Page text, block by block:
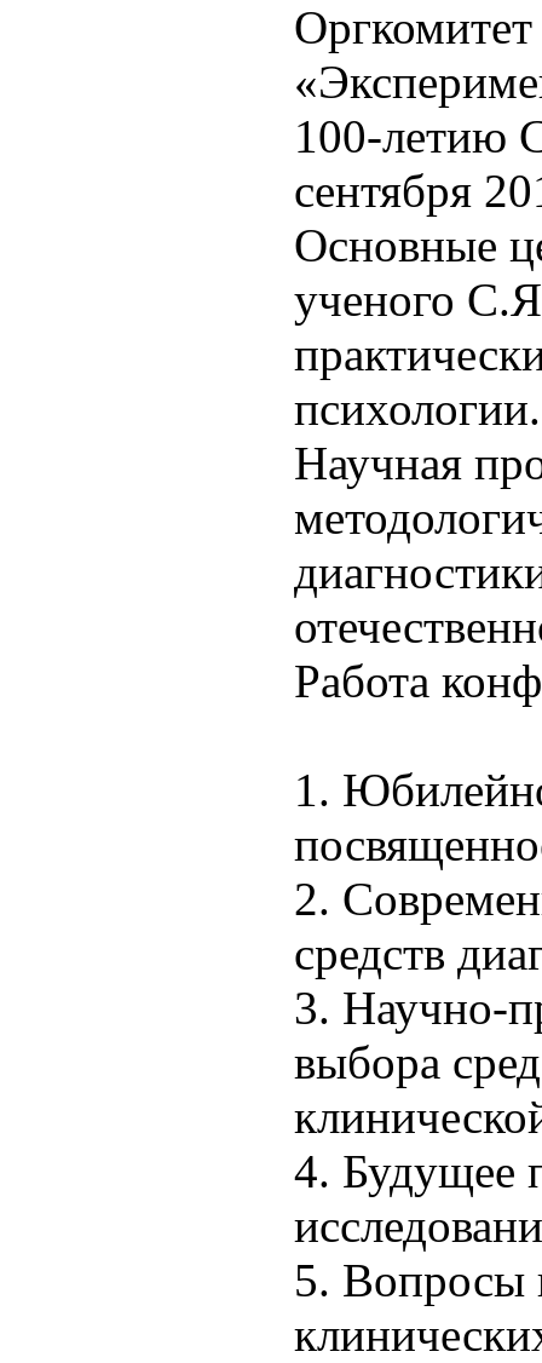
100-летию
сентября
Основные
ученого
психологии.
Научная
Работа
1.
2.
средств
3. Научно-
выбора
4. Будущее
5. Вопросы